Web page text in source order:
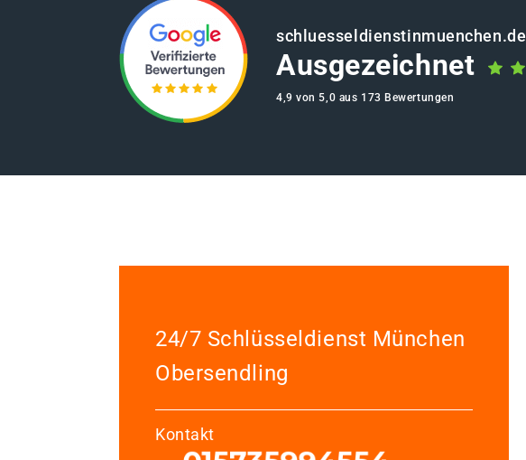
schluesseldienstinmuenchen.de
Ausgezeichnet
4,9 von 5,0 aus 173 Bewertungen
24/7 Schlüsseldienst München
Obersendling
Kontakt